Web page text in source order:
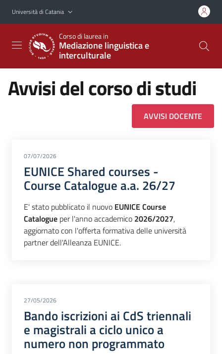
Vai al contenuto principale
Vai al menu di navigazione
Università di Catania
Corso di laurea in
Mediazione linguistica e
interculturale
Avvisi del corso di studi
AVVISI DOCENTE
07/07/2026
EUNICE Shared courses -
Course Catalogue a.a. 26/27
E' stato pubblicato il nuovo EUNICE Course
Catalogue per l'anno accademico 2026/2027,
aggiornato con l'offerta formativa delle università
partner dell'Alleanza EUNICE.
27/05/2026
Bando iscrizioni ai CdS triennali
e magistrali a ciclo unico a
numero non programmato